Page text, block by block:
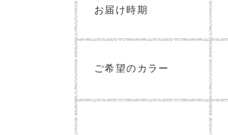
お届け時期
ご希望のカラー